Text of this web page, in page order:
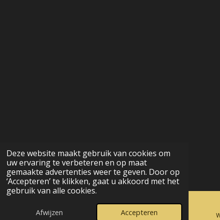
Deze website maakt gebruik van cookies om
uw ervaring te verbeteren en op maat
gemaakte advertenties weer te geven. Door op
‘Accepteren’ te klikken, gaat u akkoord met het
gebruik van alle cookies.
Afwijzen Accepteren
E-mailadres Facebook